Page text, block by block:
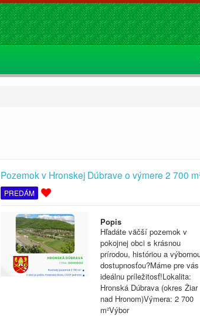
Pozemok v Hronskej Dúbrave o výmere 2 700
PREDÁM
Popis
Hľadáte väčší pozemok v
pokojnej obci s krásnou
prírodou, históriou a
dostupnosťou?Máme pre vás
ideálnu príležitosť!Lokalita:
Hronská Dúbrava (okres Žiar
nad Hronom)Výmera: 2 700
m²Výbor